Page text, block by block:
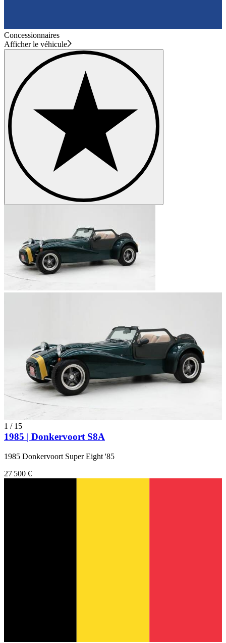
Concessionnaires
Afficher le véhicule
1 / 15
1985 | Donkervoort S8A
1985 Donkervoort Super Eight '85
27 500 €